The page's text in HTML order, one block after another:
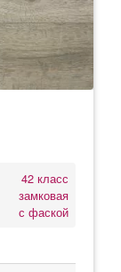
42 класс
замковая
с фаской